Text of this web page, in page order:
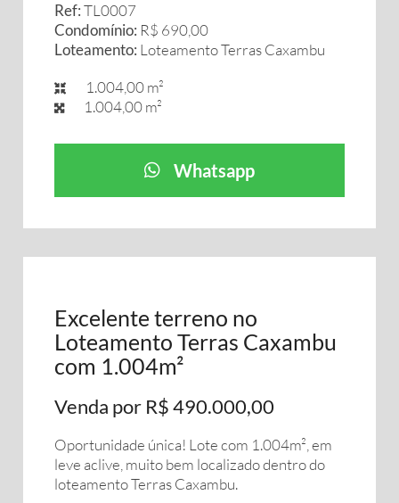
Ref:TL0007
Condomínio: R$ 690,00
Loteamento: Loteamento Terras Caxambu
1.004,00 m²
1.004,00 m²
Whatsapp
Excelente terreno no
Loteamento Terras Caxambu
com 1.004m²
Venda por R$ 490.000,00
Oportunidade única! Lote com 1.004m², em
leve aclive, muito bem localizado dentro do
loteamento Terras Caxambu.